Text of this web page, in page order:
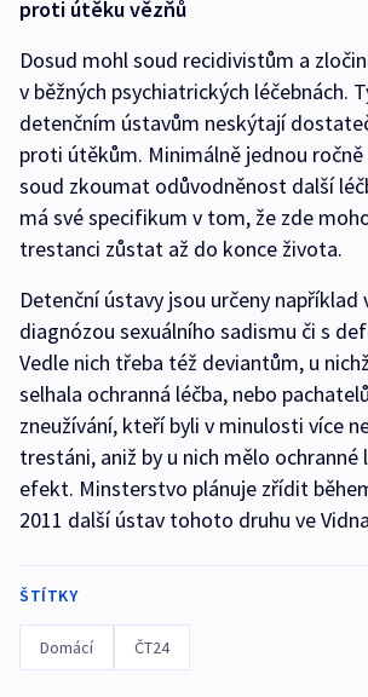
proti útěku vězňů
Dosud mohl soud recidivistům a
v běžných psychiatrických léčebnách.
detenčním ústavům neskýtají
proti útěkům. Minimálně jednou
soud zkoumat odůvodněnost další
má své specifikum v tom, že zde
trestanci zůstat až do konce života.
Detenční ústavy jsou určeny například
diagnózou sexuálního sadismu či s
Vedle nich třeba též deviantům, u
selhala ochranná léčba, nebo
zneužívání, kteří byli v minulosti více
trestáni, aniž by u nich mělo ochranné
efekt. Minsterstvo plánuje zřídit
2011 další ústav tohoto druhu ve
ŠTÍTKY
Domácí ČT24